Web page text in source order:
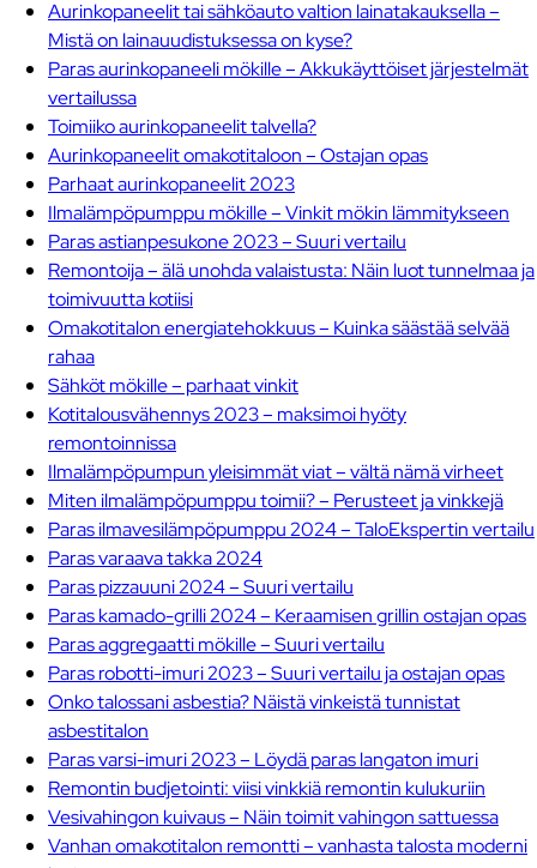
Aurinkopaneelit tai sähköauto valtion lainatakauksella –
Mistä on lainauudistuksessa on kyse?
Paras aurinkopaneeli mökille – Akkukäyttöiset järjestelmät
vertailussa
Toimiiko aurinkopaneelit talvella?
Aurinkopaneelit omakotitaloon – Ostajan opas
Parhaat aurinkopaneelit 2023
Ilmalämpöpumppu mökille – Vinkit mökin lämmitykseen
Paras astianpesukone 2023 – Suuri vertailu
Remontoija – älä unohda valaistusta: Näin luot tunnelmaa ja
toimivuutta kotiisi
Omakotitalon energiatehokkuus – Kuinka säästää selvää
rahaa
Sähköt mökille – parhaat vinkit
Kotitalousvähennys 2023 – maksimoi hyöty
remontoinnissa
Ilmalämpöpumpun yleisimmät viat – vältä nämä virheet
Miten ilmalämpöpumppu toimii? – Perusteet ja vinkkejä
Paras ilmavesilämpöpumppu 2024 – TaloEkspertin vertailu
Paras varaava takka 2024
Paras pizzauuni 2024 – Suuri vertailu
Paras kamado-grilli 2024 – Keraamisen grillin ostajan opas
Paras aggregaatti mökille – Suuri vertailu
Paras robotti-imuri 2023 – Suuri vertailu ja ostajan opas
Onko talossani asbestia? Näistä vinkeistä tunnistat
asbestitalon
Paras varsi-imuri 2023 – Löydä paras langaton imuri
Remontin budjetointi: viisi vinkkiä remontin kulukuriin
Vesivahingon kuivaus – Näin toimit vahingon sattuessa
Vanhan omakotitalon remontti – vanhasta talosta moderni